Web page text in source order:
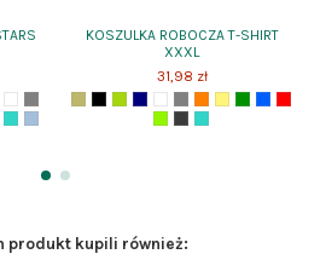
KOSZULKA ROBOCZA T-SHIRT
XXXL
31,98 zł
produkt kupili również: